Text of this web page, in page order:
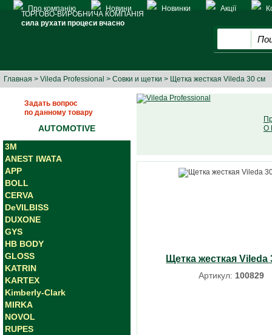
Про компанію Новини Новинки Акції
ТОРГОВО-ВИРОБНИЧА КОМПАНІЯ
сила рухати процеси вчасно
Главная > Vileda Professional > Совки и щетки > Щетка жесткая Vileda 30 см
Задать вопрос
по данному товару
AUTOMOTIVE
3M
ANEST IWATA
APP
BOLL
CERVA
DeVILBISS
DUXONE
GYS
HB BODY
GLOSS
KATRIN
KARTEX
Kimberly-Clark
MIRKA
NOVOL
RUPES
О
Щетка жесткая Vileda
Артикул: 100829